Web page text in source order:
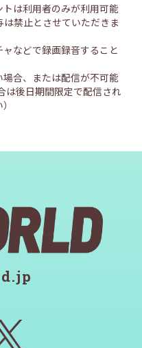
は利用者のみが利用可能
禁止とさせていただきま
などで録画録音すること
合、または配信が不可能
は後日期間限定で配信され